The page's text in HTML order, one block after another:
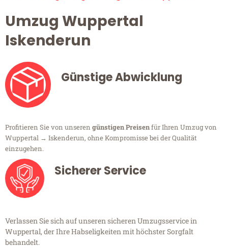
Umzug Wuppertal
Iskenderun
Günstige Abwicklung
Profitieren Sie von unseren günstigen Preisenfür Ihren Umzug von
Wuppertal → Iskenderun, ohne Kompromisse bei der Qualität
einzugehen.
Sicherer Service
Verlassen Sie sich auf unseren sicheren Umzugsservice in
Wuppertal, der Ihre Habseligkeiten mit höchster Sorgfalt
behandelt.